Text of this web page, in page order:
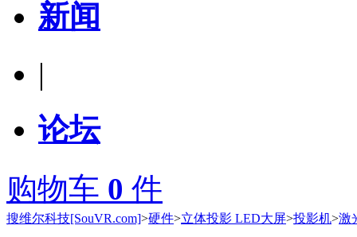
新闻
|
论坛
购物车 0 件
搜维尔科技[SouVR.com]>硬件>立体投影 LED大屏>投影机>激